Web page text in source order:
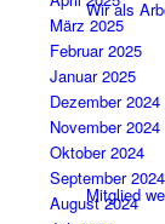
Wir als
Mitglied
März 2025
Februar 2025
Januar 2025
Dezember 2024
November 2024
Oktober 2024
September 2024
August 2024